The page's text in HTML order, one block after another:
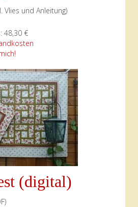
Vlies und Anleitung)
48,30 €
(digital)